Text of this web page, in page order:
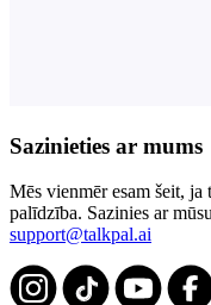
Sazinieties ar mums
Mēs vienmēr esam šeit,
palīdzība. Sazinies ar
support@talkpal.ai